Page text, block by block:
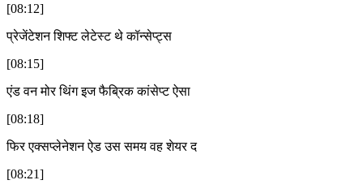
[08:12]
प्रेजेंटेशन शिफ्ट लेटेस्ट थे कॉन्सेप्ट्स
[08:15]
एंड वन मोर थिंग इज फैब्रिक कांसेप्ट ऐसा
[08:18]
फिर एक्सप्लेनेशन ऐड उस समय वह शेयर द
[08:21]